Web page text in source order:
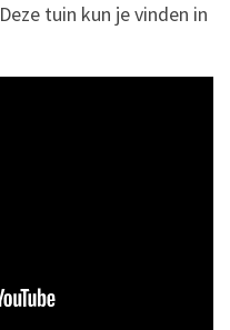
tuin kun je vinden in